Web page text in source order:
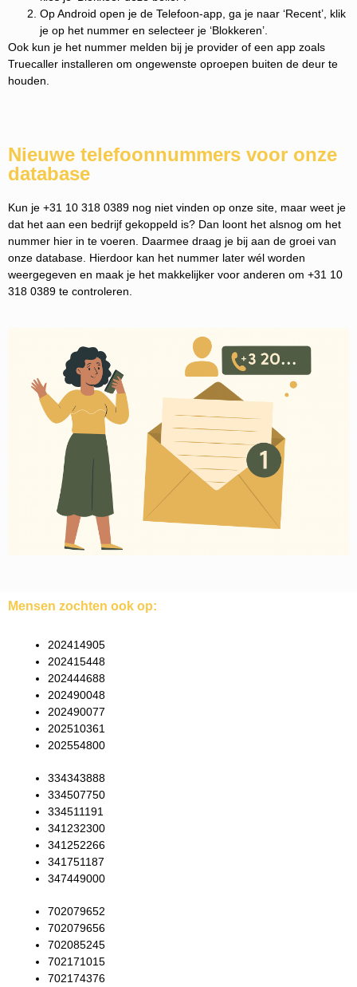
Op Android open je de Telefoon-app, ga je naar ‘Recent’, klik
je op het nummer en selecteer je ‘Blokkeren’.
Ook kun je het nummer melden bij je provider of een app zoals
Truecaller installeren om ongewenste oproepen buiten de deur te
houden.
Nieuwe telefoonnummers voor onze
database
Kun je +31 10 318 0389 nog niet vinden op onze site, maar weet je
dat het aan een bedrijf gekoppeld is? Dan loont het alsnog om het
nummer hier in te voeren. Daarmee draag je bij aan de groei van
onze database. Hierdoor kan het nummer later wél worden
weergegeven en maak je het makkelijker voor anderen om +31 10
318 0389 te controleren.
Mensen zochten ook op:
202414905
202415448
202444688
202490048
202490077
202510361
202554800
334343888
334507750
334511191
341232300
341252266
341751187
347449000
702079652
702079656
702085245
702171015
702174376